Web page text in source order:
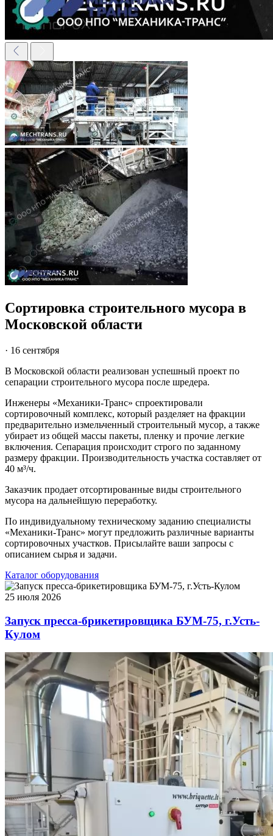
Сортировка строительного мусора в
Московской области
· 16 сентября
В Московской области реализован успешный проект по
сепарации строительного мусора после шредера.
Инженеры «Механики-Транс» спроектировали
сортировочный комплекс, который разделяет на фракции
предварительно измельченный строительный мусор, а также
убирает из общей массы пакеты, пленку и прочие легкие
включения. Сепарация происходит строго по заданному
размеру фракции. Производительность участка составляет от
40 м³/ч.
Заказчик продает отсортированные виды строительного
мусора на дальнейшую переработку.
По индивидуальному техническому заданию специалисты
«Механики-Транс» могут предложить различные варианты
сортировочных участков. Присылайте ваши запросы с
описанием сырья и задачи.
Каталог оборудования
25 июля 2026
Запуск пресса-брикетировщика БУМ-75, г.Усть-
Кулом